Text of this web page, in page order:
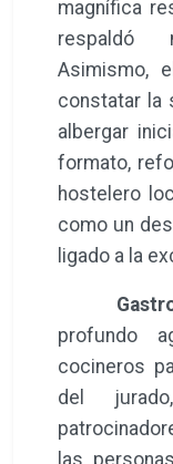
invertit” .
· Tercer
entregado
sugerente
Además
Garcima,
Desde la
ensalzar el
las